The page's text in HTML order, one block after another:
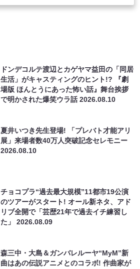
ドンデコルテ渡辺とカゲヤマ益田の「同居
生活」がキャスティングのヒント!? 『劇
場版 ほんとうにあった怖い話』舞台挨拶
で明かされた爆笑ウラ話2026.08.10
夏井いつき先生登場! 「プレバト才能アリ
展」来場者数40万人突破記念セレモニー
2026.08.10
チョコプラ“過去最大規模”11都市19公演
のツアーがスタート! オール新ネタ、アド
リブ全開で「芸歴21年で過去イチ練習し
た」2026.08.09
森三中・大島＆ガンバレルーヤ“MyM”新
曲はあの伝説アニメとのコラボ! 作曲家が